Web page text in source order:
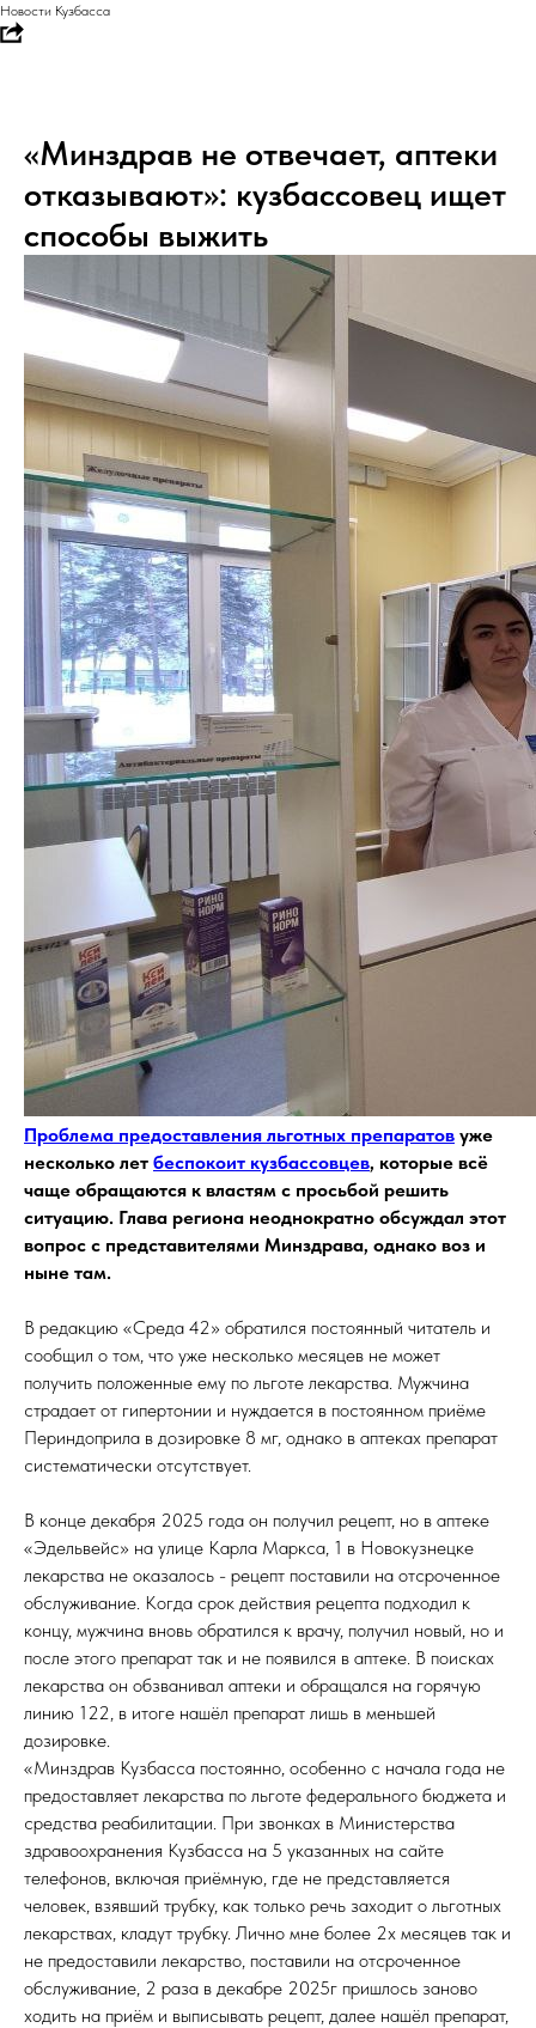
Новости Кузбасса
«Минздрав не отвечает, аптеки
отказывают»: кузбассовец ищет
способы выжить
Проблема предоставления льготных препаратов уже
несколько лет беспокоит кузбассовцев, которые всё
чаще обращаются к властям с просьбой решить
ситуацию. Глава региона неоднократно обсуждал этот
вопрос с представителями Минздрава, однако воз и
ныне там.
В редакцию «Среда 42» обратился постоянный читатель и
сообщил о том, что уже несколько месяцев не может
получить положенные ему по льготе лекарства. Мужчина
страдает от гипертонии и нуждается в постоянном приёме
Периндоприла в дозировке 8 мг, однако в аптеках препарат
систематически отсутствует.
В конце декабря 2025 года он получил рецепт, но в аптеке
«Эдельвейс» на улице Карла Маркса, 1 в Новокузнецке
лекарства не оказалось - рецепт поставили на отсроченное
обслуживание. Когда срок действия рецепта подходил к
концу, мужчина вновь обратился к врачу, получил новый, но и
после этого препарат так и не появился в аптеке. В поисках
лекарства он обзванивал аптеки и обращался на горячую
линию 122, в итоге нашёл препарат лишь в меньшей
дозировке.
«Минздрав Кузбасса постоянно, особенно с начала года не
предоставляет лекарства по льготе федерального бюджета и
средства реабилитации. При звонках в Министерства
здравоохранения Кузбасса на 5 указанных на сайте
телефонов, включая приёмную, где не представляется
человек, взявший трубку, как только речь заходит о льготных
лекарствах, кладут трубку. Лично мне более 2х месяцев так и
не предоставили лекарство, поставили на отсроченное
обслуживание, 2 раза в декабре 2025г пришлось заново
ходить на приём и выписывать рецепт, далее нашёл препарат,